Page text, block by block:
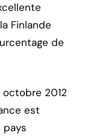
Finlande
de
2012
est